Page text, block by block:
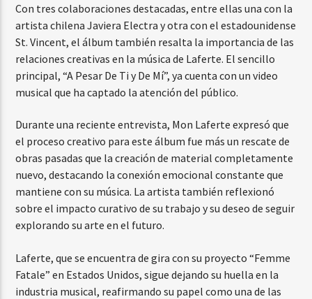
Con tres colaboraciones destacadas, entre ellas una con la
artista chilena Javiera Electra y otra con el estadounidense
St. Vincent, el álbum también resalta la importancia de las
relaciones creativas en la música de Laferte. El sencillo
principal, “A Pesar De Ti y De Mí”, ya cuenta con un video
musical que ha captado la atención del público.
Durante una reciente entrevista, Mon Laferte expresó que
el proceso creativo para este álbum fue más un rescate de
obras pasadas que la creación de material completamente
nuevo, destacando la conexión emocional constante que
mantiene con su música. La artista también reflexionó
sobre el impacto curativo de su trabajo y su deseo de seguir
explorando su arte en el futuro.
Laferte, que se encuentra de gira con su proyecto “Femme
Fatale” en Estados Unidos, sigue dejando su huella en la
industria musical, reafirmando su papel como una de las